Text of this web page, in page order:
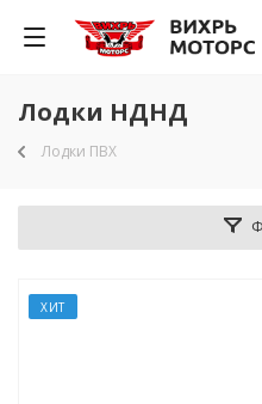
Лодки НДНД
Лодки ПВХ
ХИТ